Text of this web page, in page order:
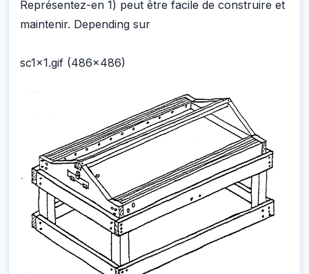
Représentez-en 1) peut être facile de construire et
maintenir. Depending sur
sc1x1.gif (486x486)